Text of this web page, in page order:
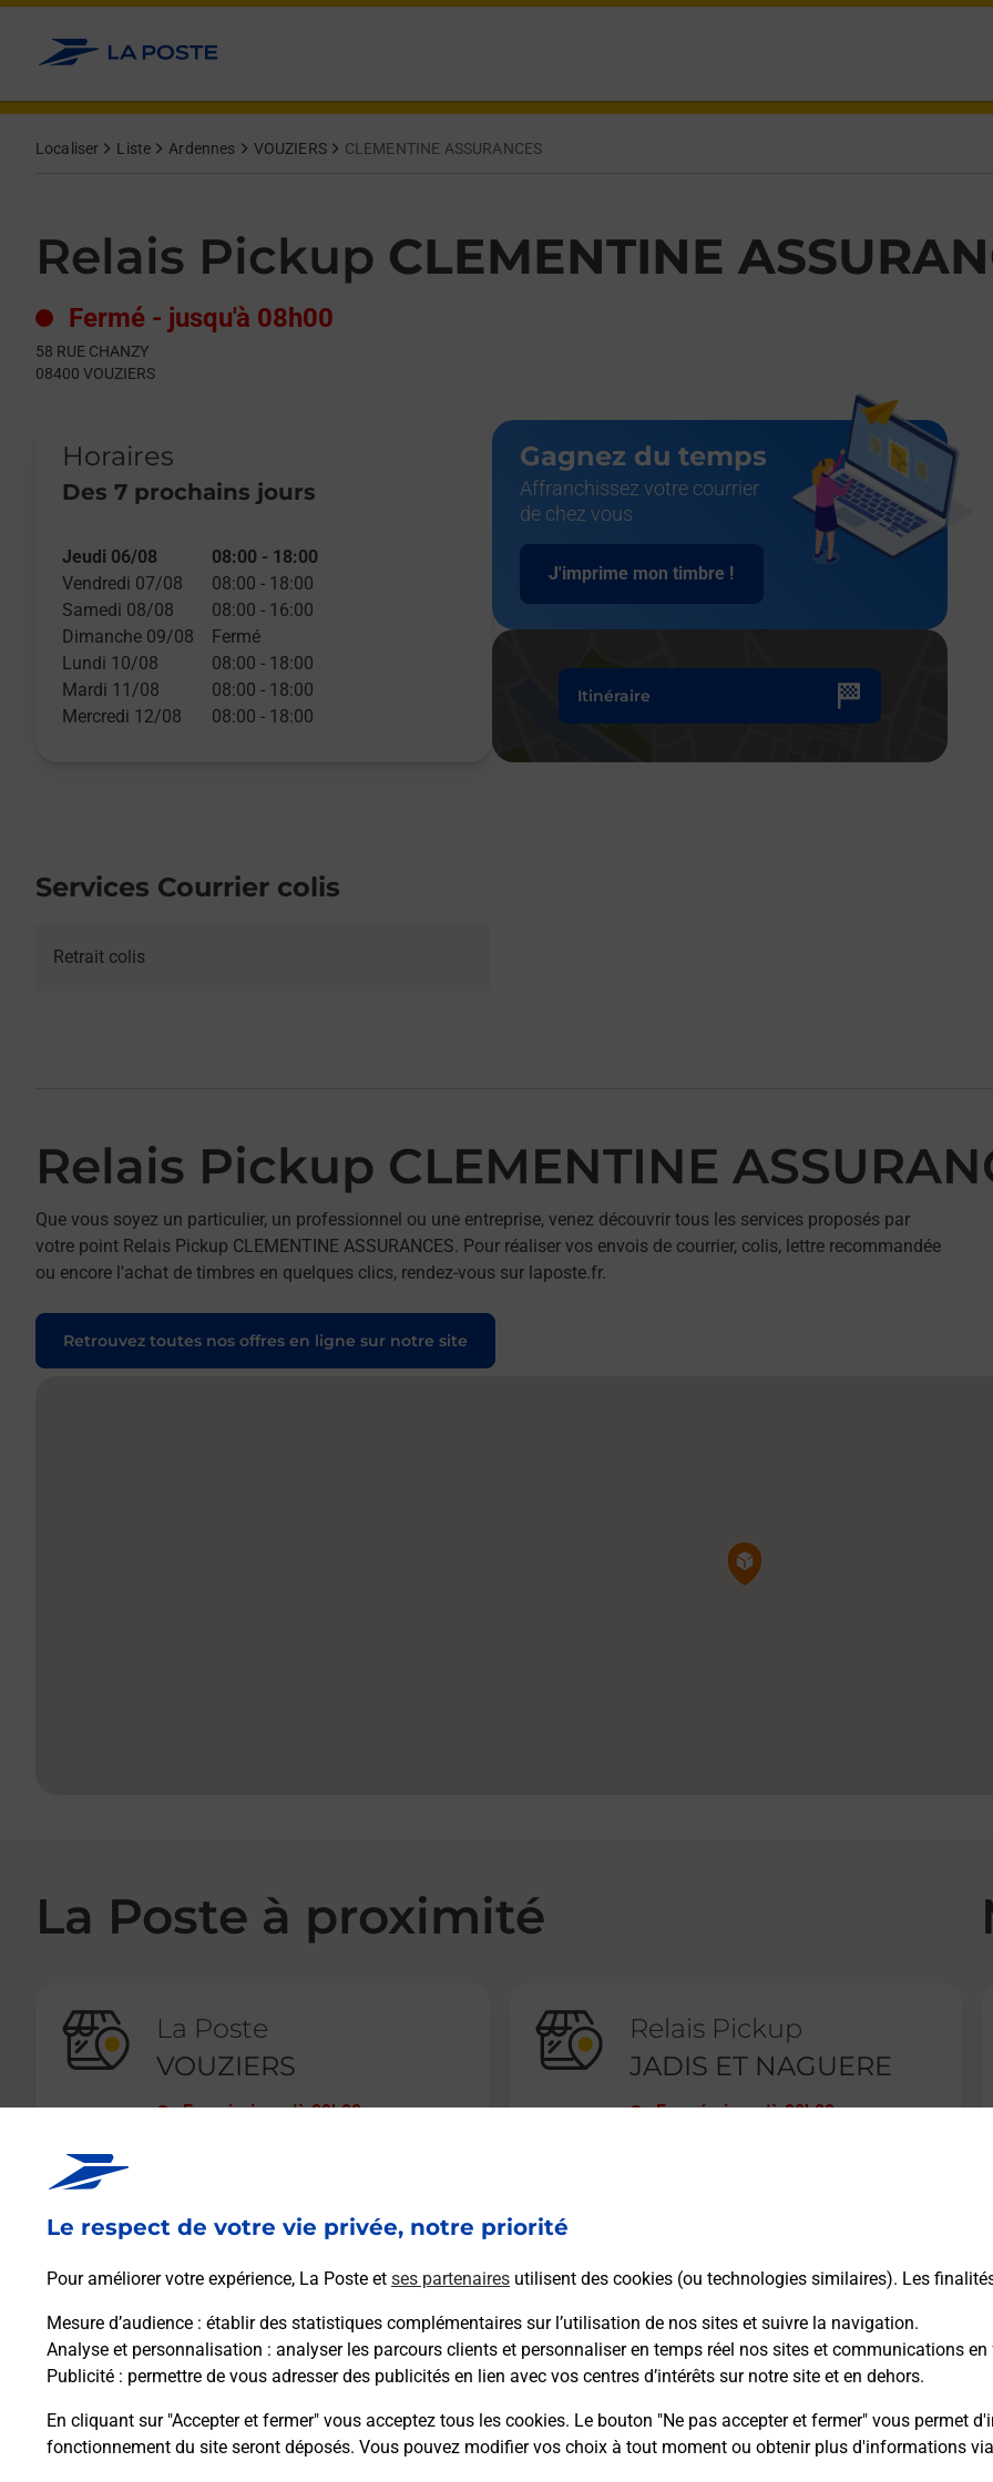
Le respect de votre vie privée, notre priorité
Pour améliorer votre expérience, La Poste et ses partenaires utilisent des cookies (ou technologies similaires). Les
Mesure d’audience : établir des statistiques complémentaires sur l’utilisation de nos sites et suivre la navigation.
Analyse et personnalisation : analyser les parcours clients et personnaliser en temps réel nos sites et communications
Publicité : permettre de vous adresser des publicités en lien avec vos centres d’intérêts sur notre site et en dehors.
En cliquant sur "Accepter et fermer" vous acceptez tous les cookies. Le bouton "Ne pas accepter et fermer" vous permet
fonctionnement du site seront déposés. Vous pouvez modifier vos choix à tout moment ou obtenir plus d'informations
Allez au contenu
Localiser Liste Ardennes VOUZIERS CLEMENTINE ASSURANCES
Relais Pickup CLEMENTINE
Fermé - jusqu'à 08h00
58 RUE CHANZY
08400 VOUZIERS
Horaires
Des 7 prochains jours
Day of the WeekHours
Jeudi 06/08 08:00 - 18:00
Vendredi 07/08
08:00 - 18:00
Samedi 08/08
08:00 - 16:00
Dimanche 09/08
Fermé
Lundi 10/08
08:00 - 18:00
Mardi 11/08
08:00 - 18:00
Mercredi 12/08
08:00 - 18:00
Gagnez du temps
Affranchissez votre courrier
de chez vous
J'imprime mon timbre !
Itinéraire
Services Courrier colis
Retrait colis
Relais Pickup CLEMENTINE
Que vous soyez un particulier, un professionnel ou une entreprise, venez découvrir tous les services proposés par
votre point Relais Pickup CLEMENTINE ASSURANCES. Pour réaliser vos envois de courrier, colis, lettre recommandée
ou encore l'achat de timbres en quelques clics, rendez-vous sur laposte.fr.
Retrouvez toutes nos offres en ligne sur notre site
Pin de la carte
Get directions to Relais Pickup at 58 RUE CHANZY VOUZIERS,
lien s'ouvre dans un nouvel onglet
La Poste à proximité
La Poste
VOUZIERS
Fermé-jusqu'à 09h00
En savoir plus
Relais Pickup
JADIS ET NAGUERE
Fermé-jusqu'à 09h00